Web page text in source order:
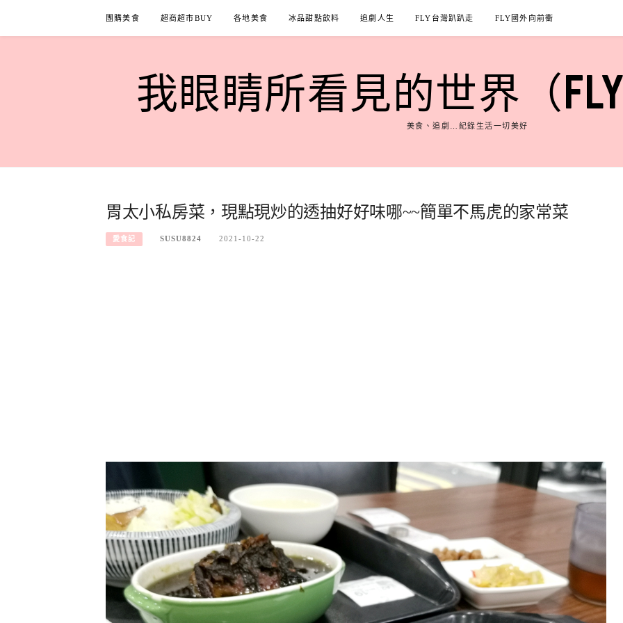
content
團購美食 超商超市BUY 各地美食 冰品甜點飲料 追劇人生 FLY台灣趴趴走 FLY國外向前衝
我眼睛所看見的世界（
美食、追劇…紀錄生活一切美好
胃太小私房菜，現點現炒的透抽好好味哪~~簡單不馬虎的家常菜
愛食記 SUSU8824 2021-10-22